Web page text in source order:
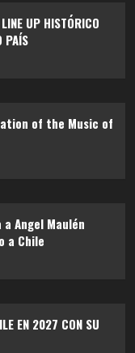
UP HISTÓRICO
PAÍS
of the Music of
a Angel Maulén
a Chile
EN 2027 CON SU